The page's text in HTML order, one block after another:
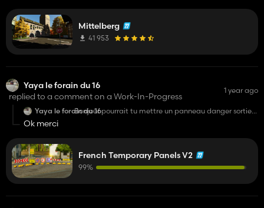
Mittelberg
41 953
Yaya le forain du 16
replied to a comment on a Work-In-Progress
1 year ago
Yaya le forain du 16Bonjour pourrait tu mettre un panneau danger sortie
Ok merci
French Temporary Panels V2
99%